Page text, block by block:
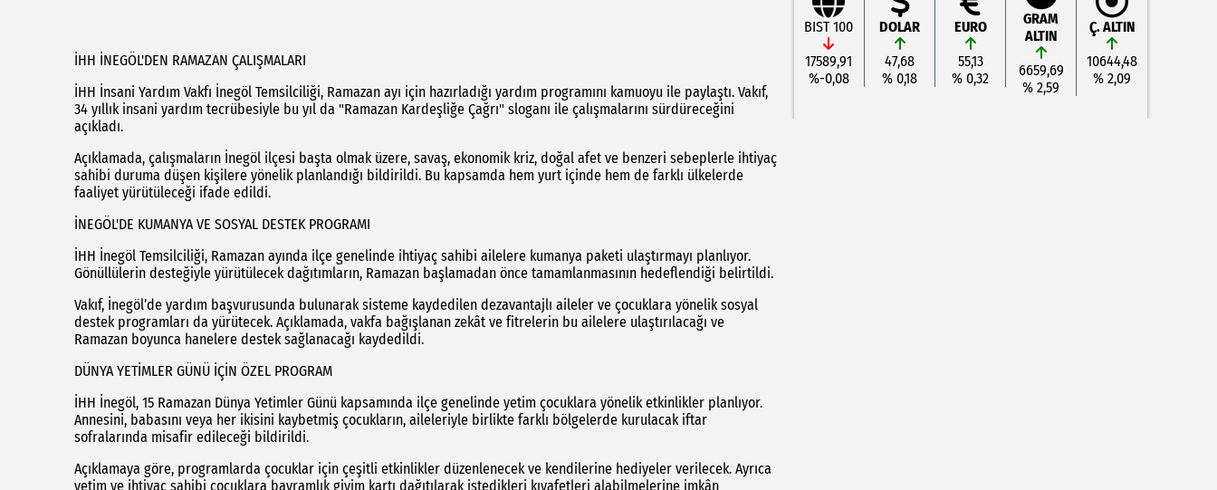
İHH İNEGÖL'DEN RAMAZAN ÇALIŞMALARI
İHH İnsani Yardım Vakfı İnegöl Temsilciliği, Ramazan ayı için hazırladığı yardım programını kamuoyu ile paylaştı. Vakıf,
34 yıllık insani yardım tecrübesiyle bu yıl da "Ramazan Kardeşliğe Çağrı" sloganı ile çalışmalarını sürdüreceğini
açıkladı.
Açıklamada, çalışmaların İnegöl ilçesi başta olmak üzere, savaş, ekonomik kriz, doğal afet ve benzeri sebeplerle ihtiyaç
sahibi duruma düşen kişilere yönelik planlandığı bildirildi. Bu kapsamda hem yurt içinde hem de farklı ülkelerde
faaliyet yürütüleceği ifade edildi.
İNEGÖL'DE KUMANYA VE SOSYAL DESTEK PROGRAMI
İHH İnegöl Temsilciliği, Ramazan ayında ilçe genelinde ihtiyaç sahibi ailelere kumanya paketi ulaştırmayı planlıyor.
Gönüllülerin desteğiyle yürütülecek dağıtımların, Ramazan başlamadan önce tamamlanmasının hedeflendiği belirtildi.
Vakıf, İnegöl’de yardım başvurusunda bulunarak sisteme kaydedilen dezavantajlı aileler ve çocuklara yönelik sosyal
destek programları da yürütecek. Açıklamada, vakfa bağışlanan zekât ve fitrelerin bu ailelere ulaştırılacağı ve
Ramazan boyunca hanelere destek sağlanacağı kaydedildi.
DÜNYA YETİMLER GÜNÜ İÇİN ÖZEL PROGRAM
İHH İnegöl, 15 Ramazan Dünya Yetimler Günü kapsamında ilçe genelinde yetim çocuklara yönelik etkinlikler planlıyor.
Annesini, babasını veya her ikisini kaybetmiş çocukların, aileleriyle birlikte farklı bölgelerde kurulacak iftar
sofralarında misafir edileceği bildirildi.
Açıklamaya göre, programlarda çocuklar için çeşitli etkinlikler düzenlenecek ve kendilerine hediyeler verilecek. Ayrıca
yetim ve ihtiyaç sahibi çocuklara bayramlık giyim kartı dağıtılarak istedikleri kıyafetleri alabilmelerine imkân
BIST 100
17589,91
%-0,08
DOLAR
47,68
% 0,18
EURO
55,13
% 0,32
GRAM
ALTIN
6659,69
% 2,59
Ç. ALTIN
10644,48
% 2,09